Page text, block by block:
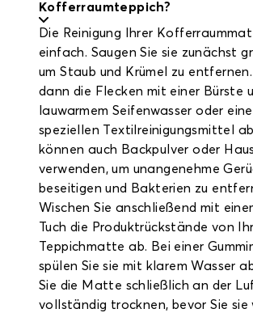
Kofferraumteppich?
Die Reinigung Ihrer
einfach. Saugen Sie sie zunächst
um Staub und Krümel zu entfernen.
dann die Flecken mit einer Bürste
lauwarmem Seifenwasser oder
speziellen Textilreinigungsmittel
können auch Backpulver oder
verwenden, um unangenehme
beseitigen und Bakterien zu
Wischen Sie anschließend mit
Tuch die Produktrückstände von
Teppichmatte ab. Bei einer
spülen Sie sie mit klarem Wasser
Sie die Matte schließlich an der
vollständig trocknen, bevor Sie sie